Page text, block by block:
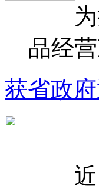
为持
品经
获省政
近日